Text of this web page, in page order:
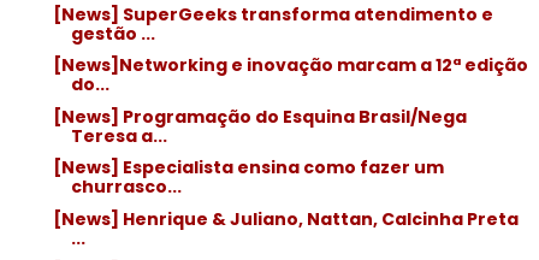
[News] SuperGeeks transforma atendimento e
gestão ...
[News]Networking e inovação marcam a 12ª edição
do...
[News] Programação do Esquina Brasil/Nega
Teresa a...
[News] Especialista ensina como fazer um
churrasco...
[News] Henrique & Juliano, Nattan, Calcinha Preta
...